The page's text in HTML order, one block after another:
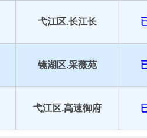
弋江区.长江长
镜湖区.采薇苑
弋江区.高速御府